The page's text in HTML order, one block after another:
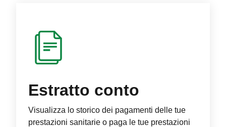
Estratto conto
Visualizza lo storico dei pagamenti delle tue
prestazioni sanitarie o paga le tue prestazioni